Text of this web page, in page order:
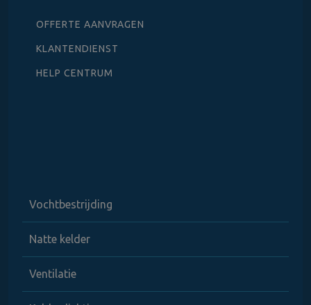
OFFERTE AANVRAGEN
KLANTENDIENST
HELP CENTRUM
Vochtbestrijding
Natte kelder
Ventilatie